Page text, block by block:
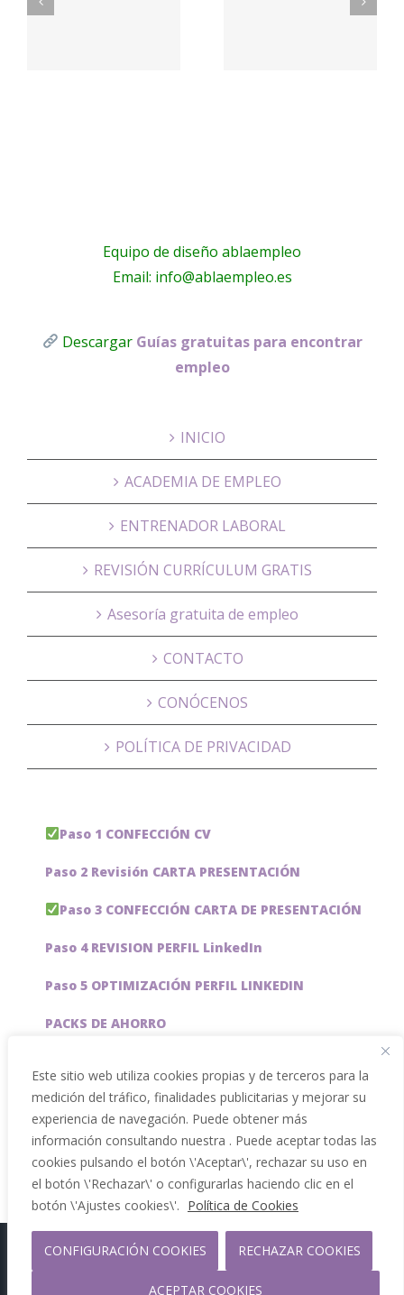
Este sitio web utiliza cookies propias y de terceros para la
medición del tráfico, finalidades publicitarias y mejorar su
experiencia de navegación. Puede obtener más
información consultando nuestra . Puede aceptar todas las
cookies pulsando el botón \'Aceptar\', rechazar su uso en
el botón \'Rechazar\' o configurarlas haciendo clic en el
botón \'Ajustes cookies\'. Política de Cookies
CONFIGURACIÓN COOKIES RECHAZAR COOKIES
ACEPTAR COOKIES
Equipo de diseño ablaempleo
Email: info@ablaempleo.es
Descargar Guías gratuitas para encontrar
empleo
INICIO
ACADEMIA DE EMPLEO
ENTRENADOR LABORAL
REVISIÓN CURRÍCULUM GRATIS
Asesoría gratuita de empleo
CONTACTO
CONÓCENOS
POLÍTICA DE PRIVACIDAD
Paso 1 CONFECCIÓN CV
Paso 2 Revisión CARTA PRESENTACIÓN
Paso 3 CONFECCIÓN CARTA DE PRESENTACIÓN
Paso 4 REVISION PERFIL LinkedIn
Paso 5 OPTIMIZACIÓN PERFIL LINKEDIN
PACKS DE AHORRO
Servicios especiales
Copyright 2012 - 2026 |
Facebook
Phone